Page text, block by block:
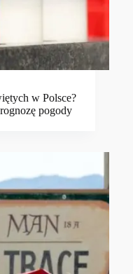
w Polsce?
pogody